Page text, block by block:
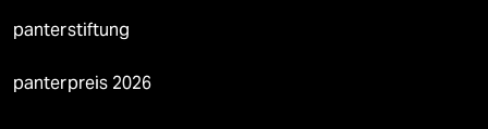
panterstiftung
panterpreis 2026